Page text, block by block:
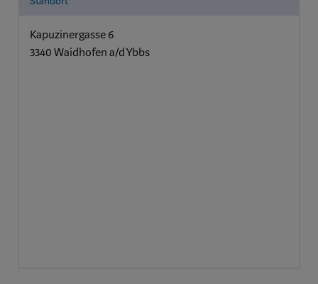
Kapuzinergasse 6
3340 Waidhofen a/d Ybbs